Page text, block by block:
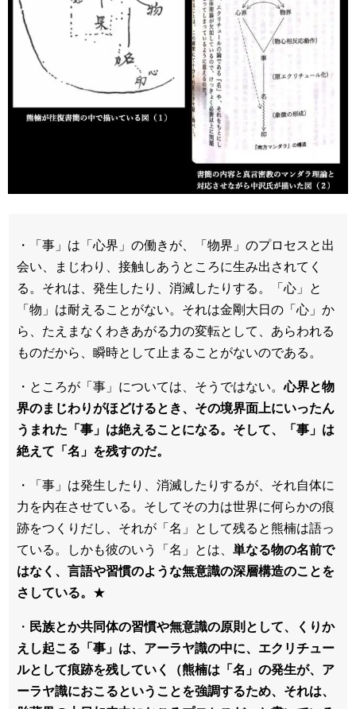
・「事」は「心界」の働きが、「物界」のプロセスと出
会い、まじわり、接触しあうところに生み出されてく
る。それは、発生したり、消滅したりする。「心」と
「物」は耐えることがない。それは金剛大日の「心」か
ら、たえまなくわきあがる力の変転として、あらわれる
ものだから、瞬時として止まることがないのである。
・ところが「事」については、そうではない。心界と物
界のまじわりがほどけるとき、その境界面上にいったん
うまれた「事」は絶えることになる。そして、「事」は
絶えて「名」を残すのだ。
・「事」は発生したり、消滅したりするが、それ自体に
力を内在させている。そしてその力は世界に何らかの痕
跡をつくりだし、それが「名」として残ると熊楠は語っ
ている。しかも彼のいう「名」とは、 単なる物の名前で
はなく、言語や習慣のような無意識の深層構造のことを
さしている。 ★
・ 民族とか共同体の習慣や無意識の原則として、くりか
えし起こる「事」は、アーラヤ識の中に、エクリチュー
ルとして痕跡を残していく（熊楠は「名」の発生が、ア
ーラヤ識におこるということを強調するため、それは、